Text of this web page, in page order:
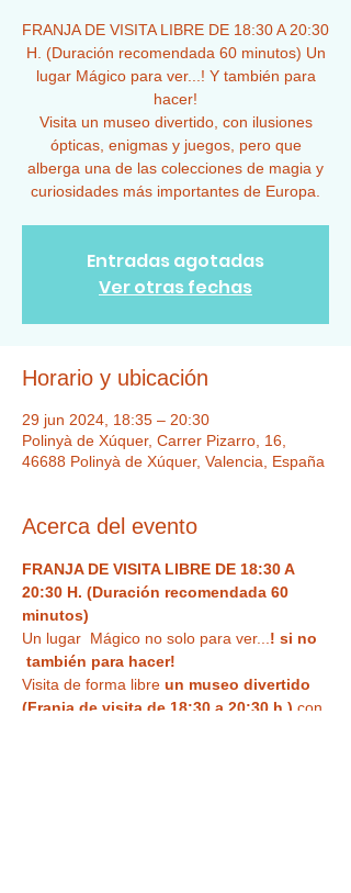
FRANJA DE VISITA LIBRE DE 18:30 A 20:30
H. (Duración recomendada 60 minutos) Un
lugar Mágico para ver...! Y también para
hacer!
Visita un museo divertido, con ilusiones
ópticas, enigmas y juegos, pero que
alberga una de las colecciones de magia y
curiosidades más importantes de Europa.
Entradas agotadas
Ver otras fechas
Horario y ubicación
29 jun 2024, 18:35 – 20:30
Polinyà de Xúquer, Carrer Pizarro, 16,
46688 Polinyà de Xúquer, Valencia, España
Acerca del evento
FRANJA DE VISITA LIBRE DE 18:30 A
20:30 H. (Duración recomendada 60
minutos)
Un lugar  Mágico no solo para ver... ! si no
también para hacer!
Visita de forma libre un museo divertido
(Franja de visita de 18:30 a 20:30 h.) con